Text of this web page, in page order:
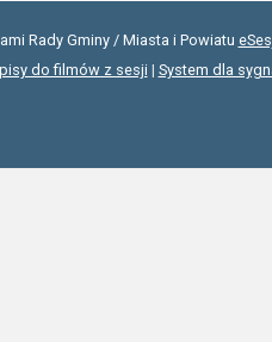
Rady Gminy / Miasta i Powiatu
do filmów z sesji | System dla